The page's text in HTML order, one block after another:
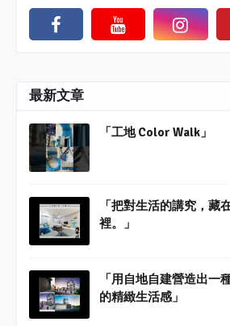
最新文章
「工地 Color Walk」
「把對生活的講究，藏
裡。」
「用自地自建營造出一
的精緻生活感」